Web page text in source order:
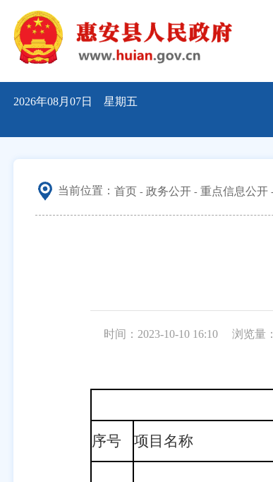
2026年08月07日 星期五
当前位置： 首页 政务公开 重点信息公开
时间：2023-10-10 16:10 浏览量：
序号 项目名称